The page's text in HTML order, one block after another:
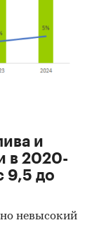
и
в 2020-
9,5 до
невысокий